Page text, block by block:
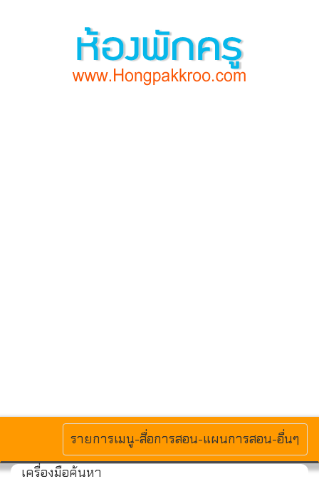
MENU
รายการเมนู-สื่อการสอน-แผนการสอน-อื่นๆ
เครื่องมือค้นหา